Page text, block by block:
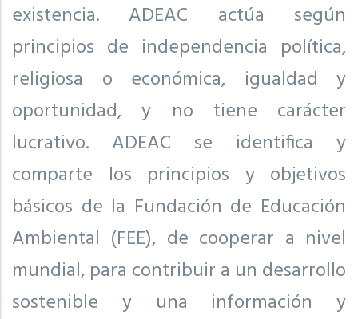
existencia. ADEAC actúa según
principios de independencia política,
religiosa o económica, igualdad y
oportunidad, y no tiene carácter
lucrativo. ADEAC se identifica y
comparte los principios y objetivos
básicos de la Fundación de Educación
Ambiental (FEE), de cooperar a nivel
mundial, para contribuir a un desarrollo
sostenible y una información y